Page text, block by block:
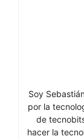
Soy
por la
de
hacer la